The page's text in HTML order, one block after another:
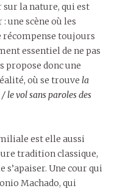
la nature, qui est
une scène où les
récompense toujours
essentiel de ne pas
propose donc une
où se trouve la
le vol sans paroles des
est elle aussi
tradition classique,
s’apaiser. Une cour qui
Machado, qui